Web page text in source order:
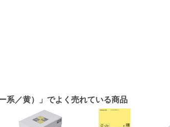
系／黄）」でよく売れている商品